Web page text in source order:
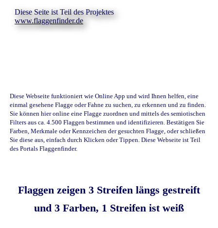
Diese Seite ist Teil des Projektes
www.flaggenfinder.de
Diese Webseite funktioniert wie Online App und wird Ihnen helfen, eine
einmal gesehene Flagge oder Fahne zu suchen, zu erkennen und zu finden.
Sie können hier online eine Flagge zuordnen und mittels des semiotischen
Filters aus ca. 4.500 Flaggen bestimmen und identifizieren. Bestätigen Sie
Farben, Merkmale oder Kennzeichen der gesuchten Flagge, oder schließen
Sie diese aus, einfach durch Klicken oder Tippen. Diese Webseite ist Teil
des Portals Flaggenfinder.
Flaggen zeigen 3 Streifen längs gestreift
und 3 Farben, 1 Streifen ist weiß